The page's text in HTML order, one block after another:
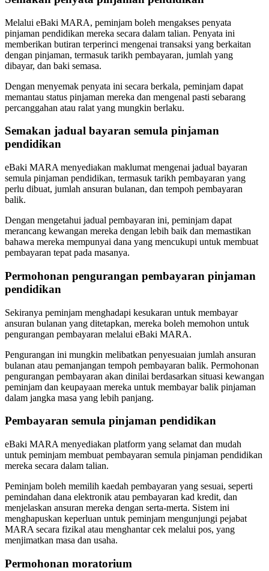
Melalui eBaki MARA, peminjam boleh mengakses penyata
pinjaman pendidikan mereka secara dalam talian. Penyata ini
memberikan butiran terperinci mengenai transaksi yang berkaitan
dengan pinjaman, termasuk tarikh pembayaran, jumlah yang
dibayar, dan baki semasa.
Dengan menyemak penyata ini secara berkala, peminjam dapat
memantau status pinjaman mereka dan mengenal pasti sebarang
percanggahan atau ralat yang mungkin berlaku.
Semakan jadual bayaran semula pinjaman
pendidikan
eBaki MARA menyediakan maklumat mengenai jadual bayaran
semula pinjaman pendidikan, termasuk tarikh pembayaran yang
perlu dibuat, jumlah ansuran bulanan, dan tempoh pembayaran
balik.
Dengan mengetahui jadual pembayaran ini, peminjam dapat
merancang kewangan mereka dengan lebih baik dan memastikan
bahawa mereka mempunyai dana yang mencukupi untuk membuat
pembayaran tepat pada masanya.
Permohonan pengurangan pembayaran pinjaman
pendidikan
Sekiranya peminjam menghadapi kesukaran untuk membayar
ansuran bulanan yang ditetapkan, mereka boleh memohon untuk
pengurangan pembayaran melalui eBaki MARA.
Pengurangan ini mungkin melibatkan penyesuaian jumlah ansuran
bulanan atau pemanjangan tempoh pembayaran balik. Permohonan
pengurangan pembayaran akan dinilai berdasarkan situasi kewangan
peminjam dan keupayaan mereka untuk membayar balik pinjaman
dalam jangka masa yang lebih panjang.
Pembayaran semula pinjaman pendidikan
eBaki MARA menyediakan platform yang selamat dan mudah
untuk peminjam membuat pembayaran semula pinjaman pendidikan
mereka secara dalam talian.
Peminjam boleh memilih kaedah pembayaran yang sesuai, seperti
pemindahan dana elektronik atau pembayaran kad kredit, dan
menjelaskan ansuran mereka dengan serta-merta. Sistem ini
menghapuskan keperluan untuk peminjam mengunjungi pejabat
MARA secara fizikal atau menghantar cek melalui pos, yang
menjimatkan masa dan usaha.
Permohonan moratorium